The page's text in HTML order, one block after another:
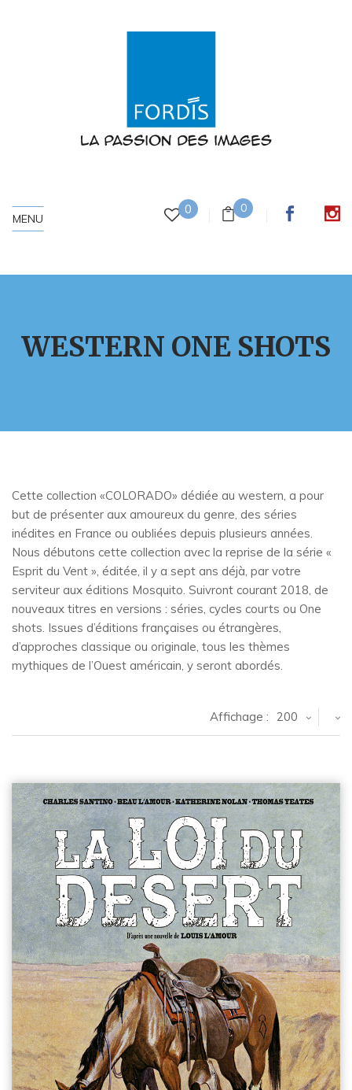
0 0
MENU
WESTERN ONE SHOTS
Cette collection «COLORADO» dédiée au western, a pour
but de présenter aux amoureux du genre, des séries
inédites en France ou oubliées depuis plusieurs années.
Nous débutons cette collection avec la reprise de la série «
Esprit du Vent », éditée, il y a sept ans déjà, par votre
serviteur aux éditions Mosquito. Suivront courant 2018, de
nouveaux titres en versions : séries, cycles courts ou One
shots. Issues d’éditions françaises ou étrangères,
d’approches classique ou originale, tous les thèmes
mythiques de l’Ouest américain, y seront abordés.
Affichage : 200